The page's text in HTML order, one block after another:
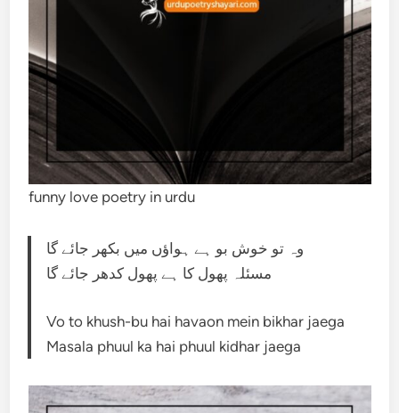
funny love poetry in urdu
وہ تو خوش بو ہے ہواؤں میں بکھر جائے گا
مسئلہ پھول کا ہے پھول کدھر جائے گا
Vo to khush-bu hai havaon mein bikhar jaega
Masala phuul ka hai phuul kidhar jaega